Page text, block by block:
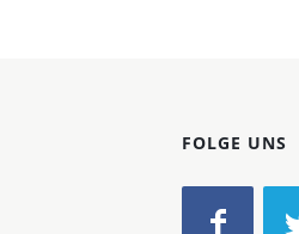
FOLGE UNS